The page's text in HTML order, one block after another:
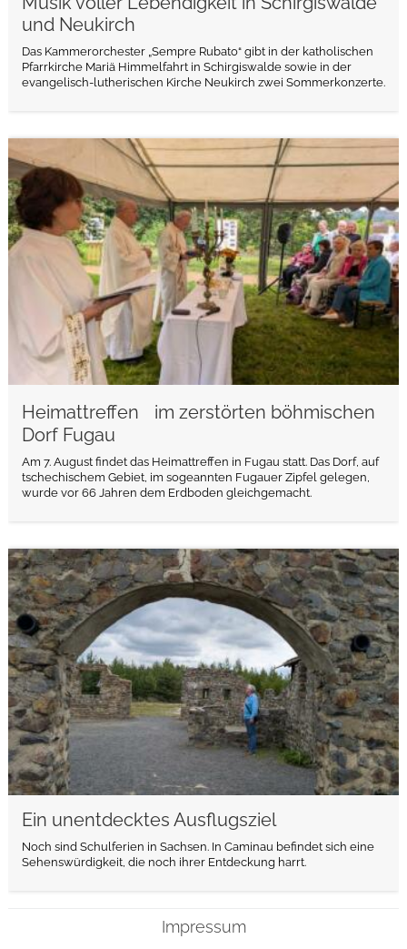
und Neukirch
Das Kammerorchester „Sempre Rubato“ gibt in der katholischen
Pfarrkirche Mariä Himmelfahrt in Schirgiswalde sowie in der
evangelisch-lutherischen Kirche Neukirch zwei Sommerkonzerte.
Heimattreffen im zerstörten böhmischen
Dorf Fugau
Am 7. August findet das Heimattreffen in Fugau statt. Das Dorf, auf
tschechischem Gebiet, im sogeannten Fugauer Zipfel gelegen,
wurde vor 66 Jahren dem Erdboden gleichgemacht.
weiterlesen
Ein unentdecktes Ausflugsziel
Noch sind Schulferien in Sachsen. In Caminau befindet sich eine
Sehenswürdigkeit, die noch ihrer Entdeckung harrt.
weiterlesen
Impressum